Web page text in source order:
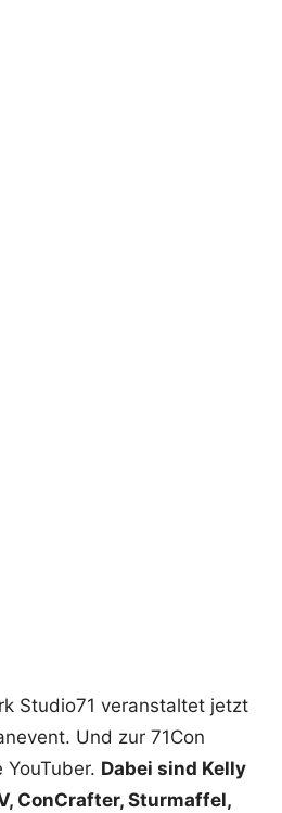
Studio71 veranstaltet jetzt
Und zur 71Con
Dabei sind Kelly
ConCrafter, Sturmaffel,